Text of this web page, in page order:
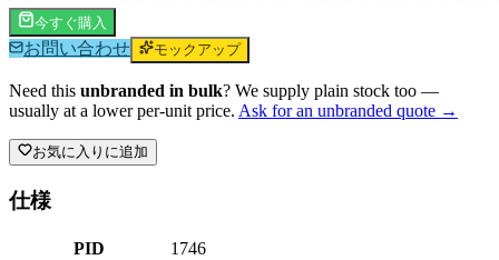
今すぐ購入
お問い合わせ モックアップ
Need this unbranded in bulk? We supply plain stock too —
usually at a lower per-unit price. Ask for an unbranded quote →
お気に入りに追加
仕様
PID
1746